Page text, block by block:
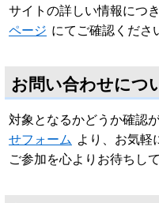
サイトの詳しい情報につ
ページ にてご確認くださ
お問い合わせにつ
対象となるかどうか確認
せフォーム より、お気軽
ご参加を心よりお待ちし